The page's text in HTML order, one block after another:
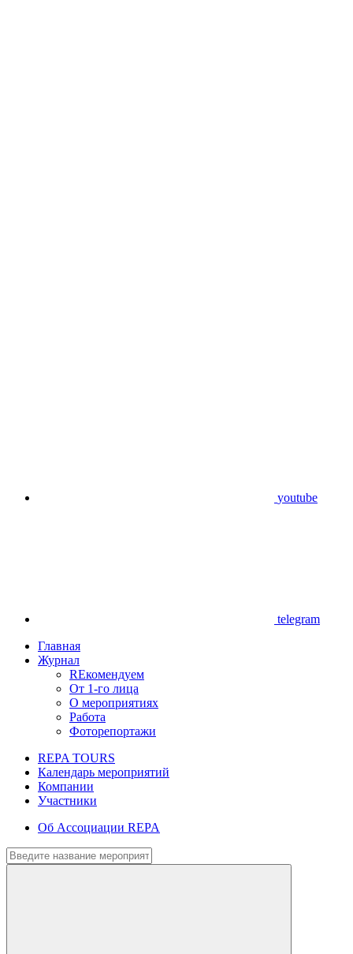
youtube
telegram
Главная
Журнал
REкомендуем
От 1-го лица
О мероприятиях
Работа
Фоторепортажи
REPA TOURS
Календарь мероприятий
Компании
Участники
Об Ассоциации REPA